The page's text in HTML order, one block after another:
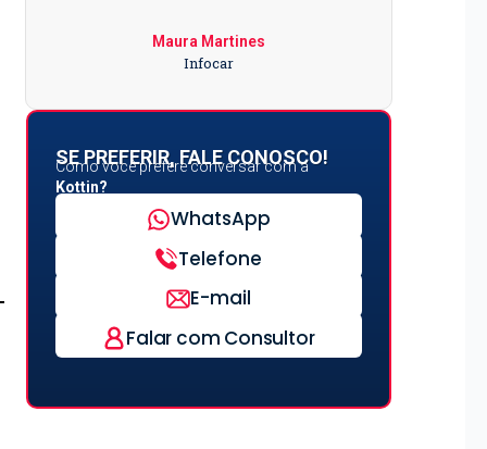
Maura Martines
Infocar
SE PREFERIR, FALE CONOSCO!
Como você prefere conversar com a
Kottin?
WhatsApp
Telefone
E-mail
Falar com Consultor